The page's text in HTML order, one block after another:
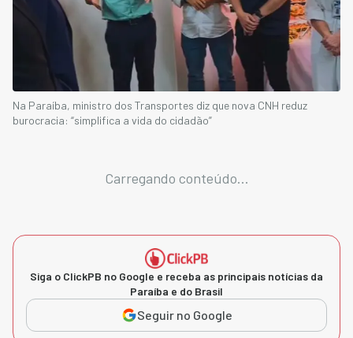
Na Paraíba, ministro dos Transportes diz que nova CNH reduz
burocracia: “simplifica a vida do cidadão”
Carregando conteúdo...
Siga o ClickPB no Google e receba as principais notícias da
Paraíba e do Brasil
Seguir no Google